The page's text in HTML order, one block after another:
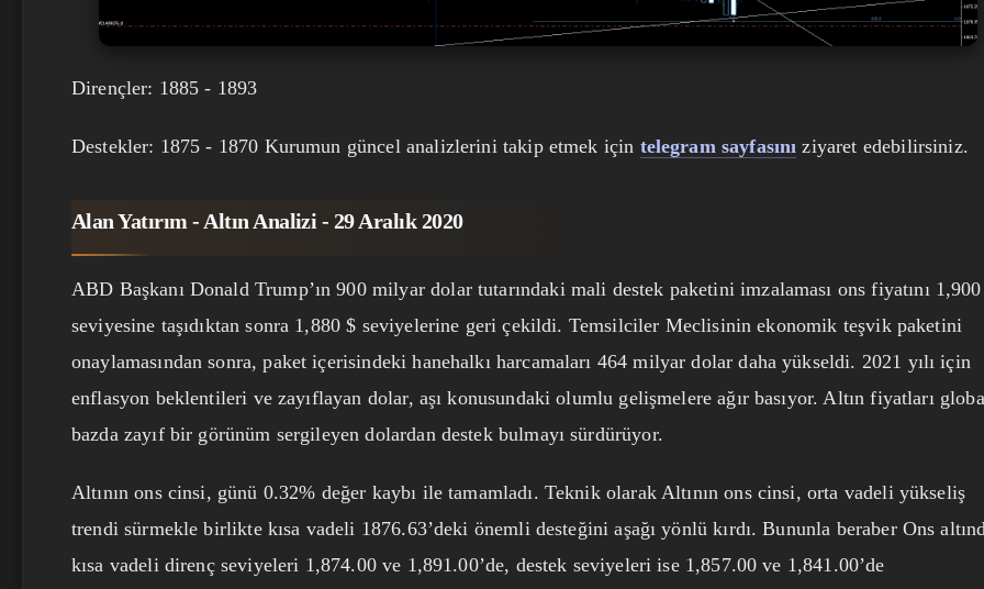
Dirençler: 1885 - 1893
Destekler: 1875 - 1870 Kurumun güncel analizlerini takip etmek için telegram sayfasını ziyaret edebilirsiniz.
Alan Yatırım - Altın Analizi - 29 Aralık 2020
ABD Başkanı Donald Trump’ın 900 milyar dolar tutarındaki mali destek paketini imzalaması ons fiyatını
seviyesine taşıdıktan sonra 1,880 $ seviyelerine geri çekildi. Temsilciler Meclisinin ekonomik teşvik paketini
onaylamasından sonra, paket içerisindeki hanehalkı harcamaları 464 milyar dolar daha yükseldi. 2021 yılı için
enflasyon beklentileri ve zayıflayan dolar, aşı konusundaki olumlu gelişmelere ağır basıyor. Altın fiyatları
bazda zayıf bir görünüm sergileyen dolardan destek bulmayı sürdürüyor.
Altının ons cinsi, günü 0.32% değer kaybı ile tamamladı. Teknik olarak Altının ons cinsi, orta vadeli yükseliş
trendi sürmekle birlikte kısa vadeli 1876.63’deki önemli desteğini aşağı yönlü kırdı. Bununla beraber Ons
kısa vadeli direnç seviyeleri 1,874.00 ve 1,891.00’de, destek seviyeleri ise 1,857.00 ve 1,841.00’de